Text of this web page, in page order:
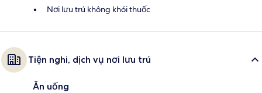
Nơi lưu trú không khói thuốc
Tiện nghi, dịch vụ nơi lưu trú
Ăn uống